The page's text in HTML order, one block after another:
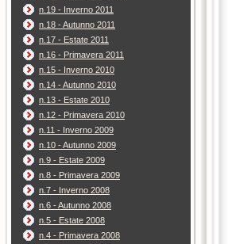
n.19 - Inverno 2011
n.18 - Autunno 2011
n.17 - Estate 2011
n.16 - Primavera 2011
n.15 - Inverno 2010
n.14 - Autunno 2010
n.13 - Estate 2010
n.12 - Primavera 2010
n.11 - Inverno 2009
n.10 - Autunno 2009
n.9 - Estate 2009
n.8 - Primavera 2009
n.7 - Inverno 2008
n.6 - Autunno 2008
n.5 - Estate 2008
n.4 - Primavera 2008